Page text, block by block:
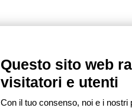
Questo sito web
visitatori e utenti
Con il tuo consenso, noi e i